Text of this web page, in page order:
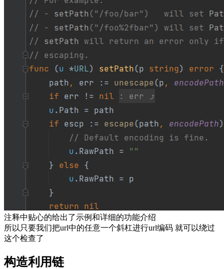
注释中贴心的给出了示例和详细的功能介绍
所以只要我们把url中的任意一个斜杠进行url编码 就可以绕过
这个检查了
构造利用链